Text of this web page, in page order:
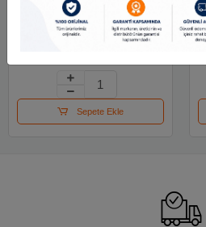
Stabilo Swing Cool
Naturecolors-gül
Sepete Ekle